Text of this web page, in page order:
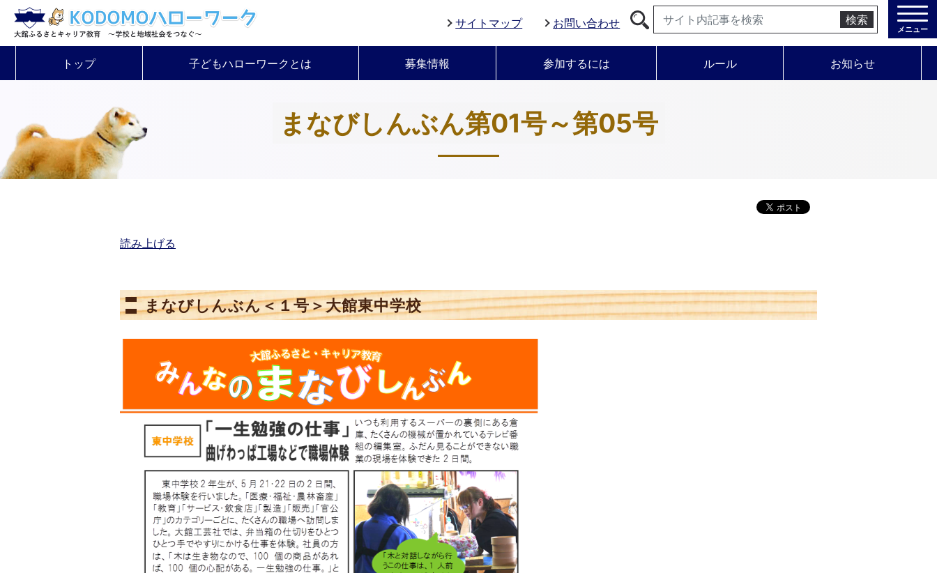
サイトマップ お問い合わせ 検索
メニュー
トップ 子どもハローワークとは 募集情報 参加するには ルール お知らせ
まなびしんぶん第01号～第05号
読み上げる
まなびしんぶん＜１号＞大館東中学校